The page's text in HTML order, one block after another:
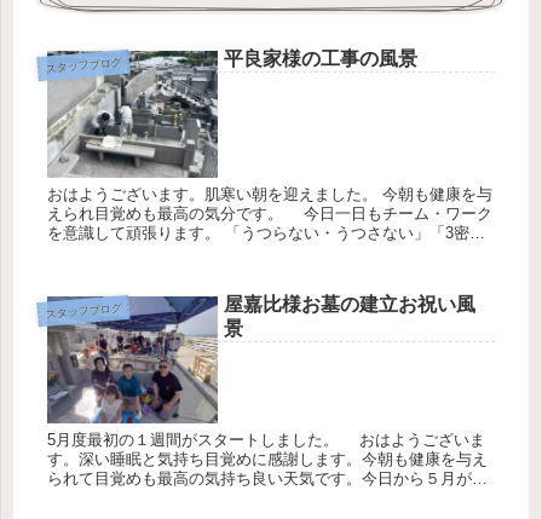
スタッフブログ 平良家様の工事の風景
おはようございます。肌寒い朝を迎えました。 今朝も健康を与
えられ目覚めも最高の気分です。 今日一日もチーム・ワーク
を意識して頑張ります。 「うつらない・うつさない」「3密を
スタッフブログ
屋嘉比様お墓の建立お祝い風
景
5月度最初の１週間がスタートしました。 おはようございま
す。深い睡眠と気持ち目覚めに感謝します。今朝も健康を与え
られて目覚めも最高の気持ち良い天気です。今日から５月がス